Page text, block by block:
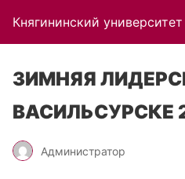
Княгининский университет
ЗИМНЯЯ
ВАСИЛЬСУРСКЕ
Администратор